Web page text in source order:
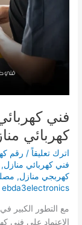
كهربائي
اترك تعليقاً / رقم
فني كهربائي منازل,
كهربجي منازل,
ebda3electronics
مع التطور الكبير